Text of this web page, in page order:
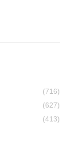
(716)
(627)
(413)